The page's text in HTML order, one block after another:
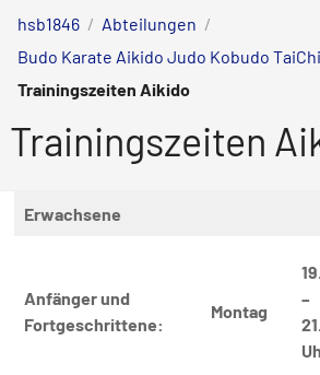
hsb1846 / Abteilungen /
Budo Karate Aikido Judo Kobudo TaiChi
Trainingszeiten Aikido
Trainingszeiten
Erwachsene
Anfänger und
Fortgeschrittene:
Montag
–